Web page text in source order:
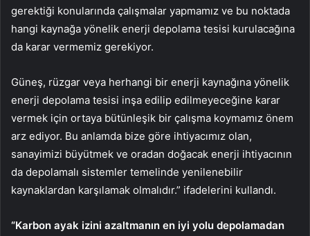
gerektiği konularında çalışmalar yapmamız ve bu noktada
hangi kaynağa yönelik enerji depolama tesisi kurulacağına
da karar vermemiz gerekiyor.
Güneş, rüzgar veya herhangi bir enerji kaynağına yönelik
enerji depolama tesisi inşa edilip edilmeyeceğine karar
vermek için ortaya bütünleşik bir çalışma koymamız önem
arz ediyor. Bu anlamda bize göre ihtiyacımız olan,
sanayimizi büyütmek ve oradan doğacak enerji ihtiyacının
da depolamalı sistemler temelinde yenilenebilir
kaynaklardan karşılamak olmalıdır.” ifadelerini kullandı.
“Karbon ayak izini azaltmanın en iyi yolu depolamadan